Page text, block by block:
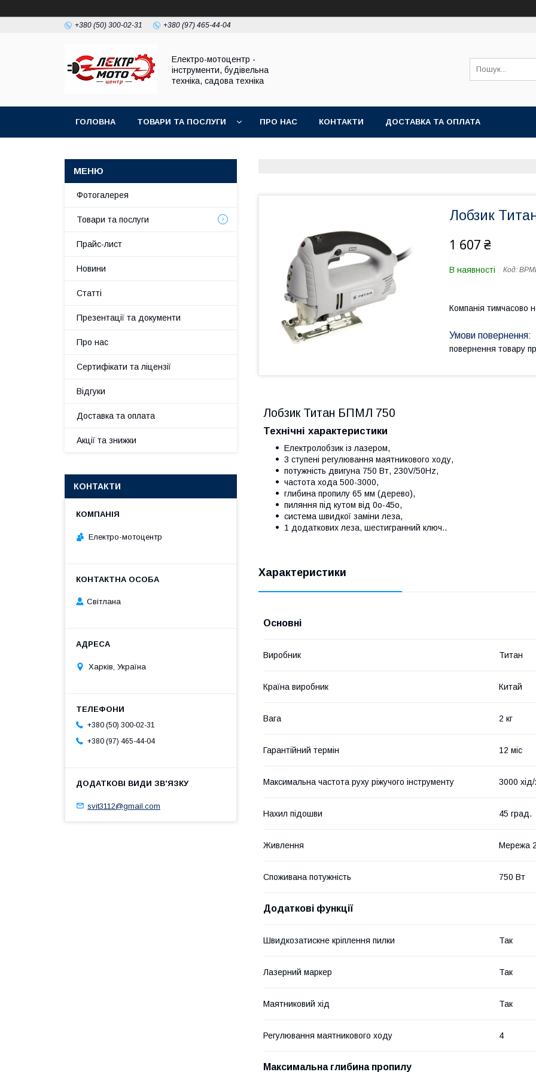
+380 (50) 300-02-31 +380 (97) 465-44-04
Електро-мотоцентр -
інструменти, будівельна
техніка, садова техніка
ГОЛОВНА ТОВАРИ ТА ПОСЛУГИ ПРО НАС КОНТАКТИ ДОСТАВКА ТА ОПЛАТА
Лобзик
1 607 ₴
В наявності Код:
Компанія тимчасово
повернення товару
Лобзик Титан БПМЛ 750
Технічні характеристики
Електролобзик із лазером,
3 ступені регулювання маятникового ходу,
потужність двигуна 750 Вт, 230V/50Hz,
частота хода 500-3000,
глибина пропилу 65 мм (дерево),
пиляння під кутом від 0o-45o,
система швидкої заміни леза,
1 додаткових леза, шестигранний ключ..
Характеристики
Основні
Виробник Титан
Країна виробник Китай
Вага 2 кг
Гарантійний термін 12 міс
Максимальна частота руху ріжучого інструменту 3000 хід/
Нахил підошви 45 град.
Живлення Мережа
Споживана потужність 750 Вт
Додаткові функції
Швидкозатискне кріплення пилки Так
Лазерний маркер Так
Маятниковий хід Так
Регулювання маятникового ходу 4
Максимальна глибина пропилу
Фотогалерея
Товари та послуги
Прайс-лист
Новини
Статті
Презентації та документи
Про нас
Сертифікати та ліцензії
Відгуки
Доставка та оплата
Акції та знижки
КОНТАКТИ
Електро-мотоцентр
Світлана
Харків, Україна
+380 (50) 300-02-31
+380 (97) 465-44-04
svit3112@gmail.com